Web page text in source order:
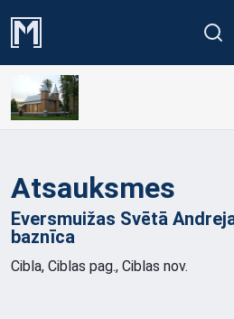
Atsauksmes
Eversmuižas Svētā
baznīca
Cibla, Ciblas pag., Ciblas nov.